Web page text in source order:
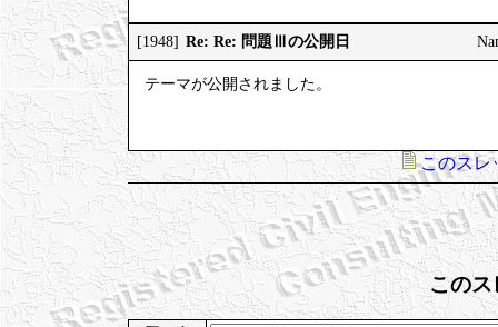
[1948] Re: Re: 問題Ⅲの公開日
テーマが公開されました。
このスレ
このス